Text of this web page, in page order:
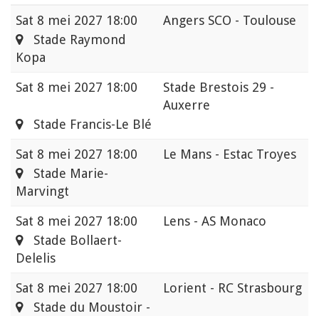
Sat 8 mei 2027 18:00
Angers SCO - Toulouse
Stade Raymond
Kopa
Sat 8 mei 2027 18:00
Stade Brestois 29 -
Auxerre
Stade Francis-Le Blé
Sat 8 mei 2027 18:00
Le Mans - Estac Troyes
Stade Marie-
Marvingt
Sat 8 mei 2027 18:00
Lens - AS Monaco
Stade Bollaert-
Delelis
Sat 8 mei 2027 18:00
Lorient - RC Strasbourg
Stade du Moustoir -